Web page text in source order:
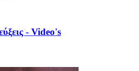
- Video's